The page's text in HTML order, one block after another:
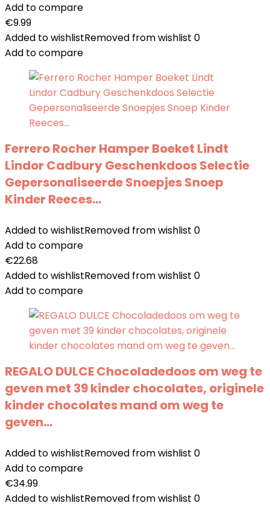
Add to compare
€9.99
Added to wishlistRemoved from wishlist 0
Add to compare
Ferrero Rocher Hamper Boeket Lindt
Lindor Cadbury Geschenkdoos Selectie
Gepersonaliseerde Snoepjes Snoep
Kinder Reeces…
Added to wishlistRemoved from wishlist 0
Add to compare
€22.68
Added to wishlistRemoved from wishlist 0
Add to compare
REGALO DULCE Chocoladedoos om weg te
geven met 39 kinder chocolates, originele
kinder chocolates mand om weg te
geven…
Added to wishlistRemoved from wishlist 0
Add to compare
€34.99
Added to wishlistRemoved from wishlist 0